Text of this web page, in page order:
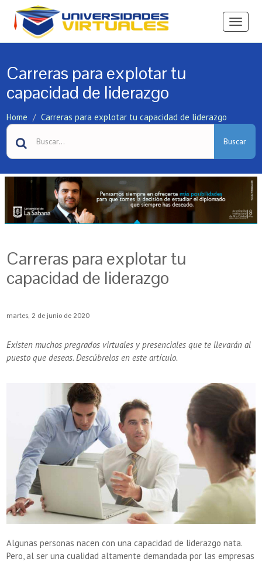
Ver
Carreras para explotar tu
capacidad de liderazgo
Home Carreras para explotar tu capacidad de liderazgo
Buscar
Carreras para explotar tu
capacidad de liderazgo
martes, 2 de junio de 2020
Existen muchos pregrados virtuales y presenciales que te llevarán al
puesto que deseas. Descúbrelos en este artículo.
Algunas personas nacen con una capacidad de liderazgo nata.
Pero, al ser una cualidad altamente demandada por las empresas